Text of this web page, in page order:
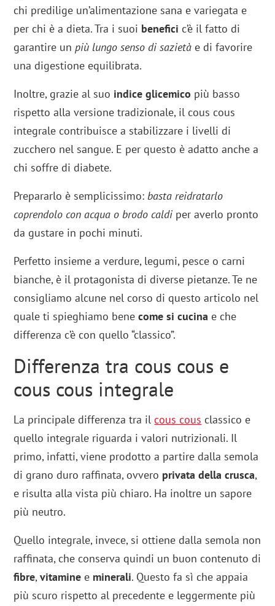
chi predilige un’alimentazione sana e variegata e
per chi è a dieta. Tra i suoi benefici c’è il fatto di
garantire unpiù lungo senso di sazietà e di favorire
una digestione equilibrata.
Inoltre, grazie al suo indice glicemico più basso
rispetto alla versione tradizionale, il cous cous
integrale contribuisce a stabilizzare i livelli di
zucchero nel sangue. E per questo è adatto anche a
chi soffre di diabete.
Prepararlo è semplicissimo: basta reidratarlo
coprendolo con acqua o brodo caldi per averlo pronto
da gustare in pochi minuti.
Perfetto insieme a verdure, legumi, pesce o carni
bianche, è il protagonista di diverse pietanze. Te ne
consigliamo alcune nel corso di questo articolo nel
quale ti spieghiamo benecome si cucina e che
differenza c’è con quello “classico”.
Differenza tra cous cous e
cous cous integrale
La principale differenza tra ilcous cous classico e
quello integrale riguarda i valori nutrizionali. Il
primo, infatti, viene prodotto a partire dalla semola
di grano duro raffinata, ovvero privata della crusca,
e risulta alla vista più chiaro. Ha inoltre un sapore
più neutro.
Quello integrale, invece, si ottiene dalla semola non
raffinata, che conserva quindi un buon contenuto di
fibre,vitamine e minerali. Questo fa sì che appaia
più scuro rispetto al precedente e leggermente più